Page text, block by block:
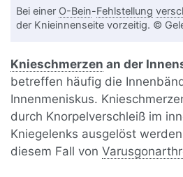
Bei einer O-Bein-Fehlstellung
der Knieinnenseite vorzeitig. ©
Knieschmerzen an der
betreffen häufig die
Innenmeniskus.
durch Knorpelverschleiß im
Kniegelenks ausgelöst
diesem Fall von